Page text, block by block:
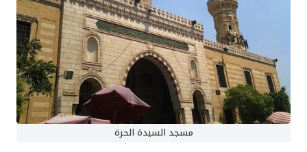
مسجد السيدة الحرة